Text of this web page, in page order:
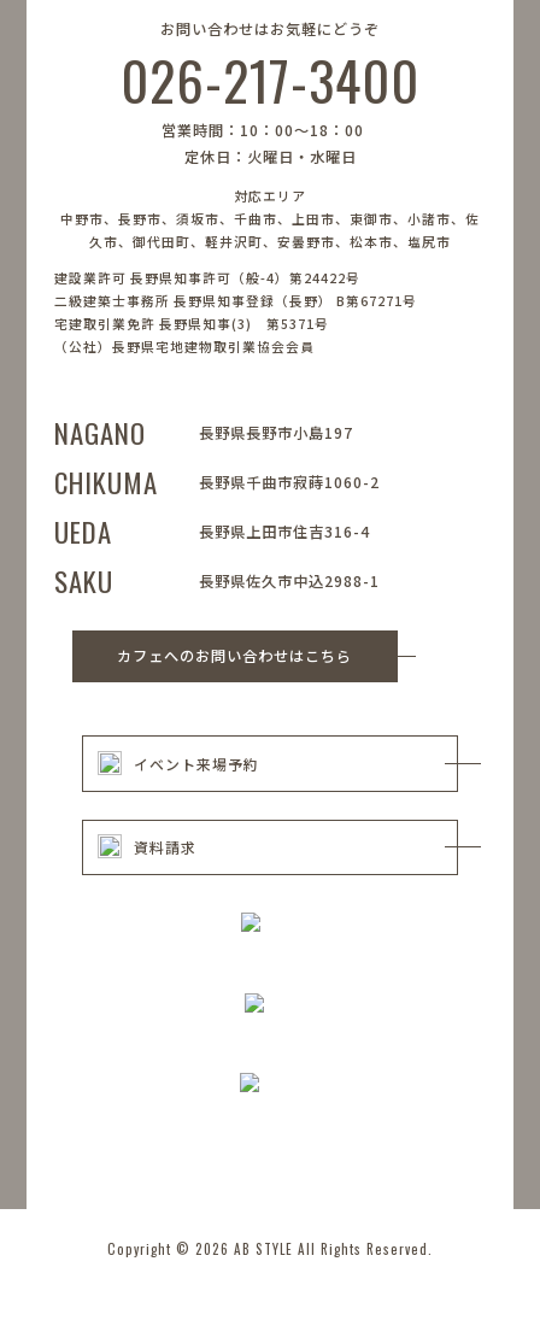
お問い合わせはお気軽にどうぞ
026-217-3400
営業時間：10：00〜18：00
定休日：火曜日・水曜日
対応エリア
中野市、長野市、須坂市、千曲市、上田市、東御市、小諸市、佐
久市、御代田町、軽井沢町、安曇野市、松本市、塩尻市
建設業許可 長野県知事許可（般-4）第24422号
二級建築士事務所 長野県知事登録（長野） B第67271号
宅建取引業免許 長野県知事(3) 第5371号
（公社）長野県宅地建物取引業協会会員
NAGANO 長野県長野市小島197
CHIKUMA 長野県千曲市寂蒔1060-2
UEDA 長野県上田市住吉316-4
SAKU 長野県佐久市中込2988-1
カフェへのお問い合わせはこちら
イベント来場予約
資料請求
Copyright © 2026 AB STYLE All Rights Reserved.